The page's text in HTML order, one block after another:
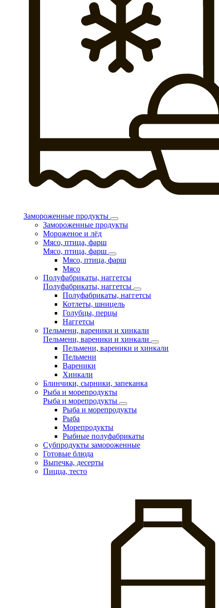
Замороженные продукты
Замороженные продукты
Мороженое и лёд
Мясо, птица, фарш
Мясо, птица, фарш
Мясо, птица, фарш
Мясо
Полуфабрикаты, наггетсы
Полуфабрикаты, наггетсы
Полуфабрикаты, наггетсы
Котлеты, шницель
Голубцы, перцы
Наггетсы
Пельмени, вареники и хинкали
Пельмени, вареники и хинкали
Пельмени, вареники и хинкали
Пельмени
Вареники
Хинкали
Блинчики, сырники, запеканка
Рыба и морепродукты
Рыба и морепродукты
Рыба и морепродукты
Рыба
Морепродукты
Рыбные полуфабрикаты
Субпродукты замороженные
Готовые блюда
Выпечка, десерты
Пицца, тесто